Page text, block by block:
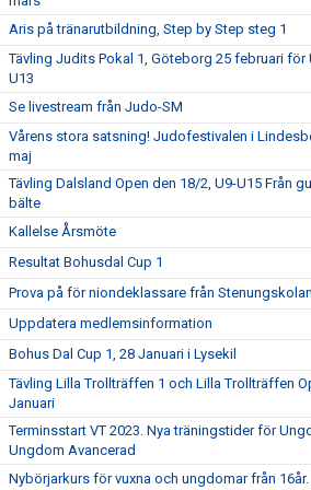
Aris på tränarutbildning, Step by Step steg 1
Tävling Judits Pokal 1, Göteborg 25 februari för
U13
Se livestream från Judo-SM
Vårens stora satsning! Judofestivalen i
maj
Tävling Dalsland Open den 18/2, U9-U15 Från
bälte
Kallelse Årsmöte
Resultat Bohusdal Cup 1
Prova på för niondeklassare från Stenungskolan
Uppdatera medlemsinformation
Bohus Dal Cup 1, 28 Januari i Lysekil
Tävling Lilla Trollträffen 1 och Lilla Trollträffen
Januari
Terminsstart VT 2023. Nya träningstider för
Ungdom Avancerad
Nybörjarkurs för vuxna och ungdomar från 16år.